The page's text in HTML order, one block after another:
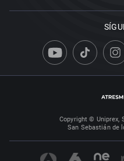
Copyright © Uniprex,
San Sebastián de